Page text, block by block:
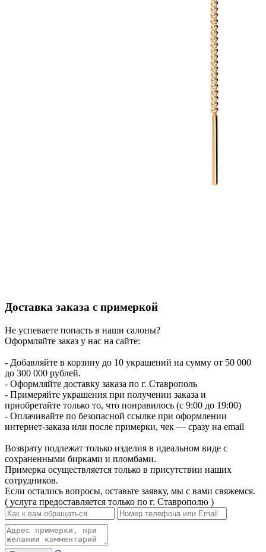
Доставка заказа с примеркой
Не успеваете попасть в наши салоны?
Оформляйте заказ у нас на сайте:
- Добавляйте в корзину до 10 украшений на сумму от 50 000
до 300 000 рублей.
- Оформляйте доставку заказа по г. Ставрополь
- Примеряйте украшения при получении заказа и
приобретайте только то, что понравилось (с 9:00 до 19:00)
- Оплачивайте по безопасной ссылке при оформлении
интернет-заказа или после примерки, чек — сразу на email
Возврату подлежат только изделия в идеальном виде с
сохраненными бирками и пломбами.
Примерка осуществляется только в присутствии наших
сотрудников.
Если остались вопросы, оставьте заявку, мы с вами свяжемся.
( услуга предоставляется только по г. Ставрополю )